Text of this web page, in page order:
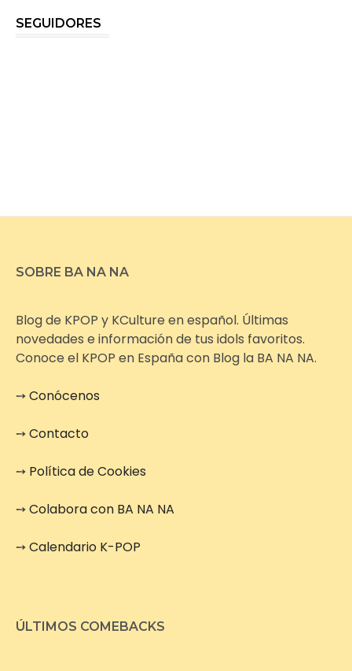
SEGUIDORES
SOBRE BA NA NA
Blog de KPOP y KCulture en español. Últimas
novedades e información de tus idols favoritos.
Conoce el KPOP en España con Blog la BA NA NA.
➙Conócenos
➙Contacto
➙ Política de Cookies
➙Colabora con BA NA NA
➙Calendario K-POP
ÚLTIMOS COMEBACKS